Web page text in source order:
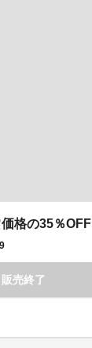
格の35％OFF
販売終了